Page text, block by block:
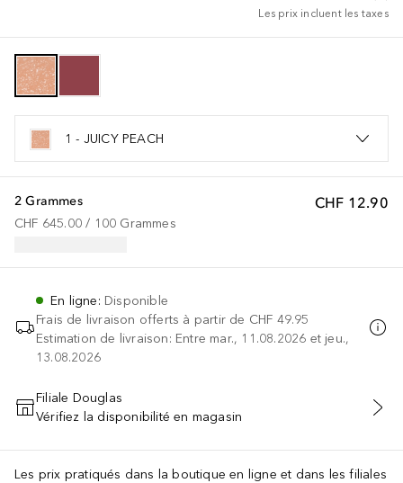
Les prix incluent les taxes
1 - JUICY PEACH
CHF 12.90
2 Grammes
CHF 645.00 / 100 Grammes
En ligne: Disponible
Frais de livraison offerts à partir de CHF 49.95
Estimation de livraison: Entre mar., 11.08.2026 et jeu.,
13.08.2026
AJOUTER AU PANIER
Filiale Douglas
Vérifiez la disponibilité en magasin
Les prix pratiqués dans la boutique en ligne et dans les filiales